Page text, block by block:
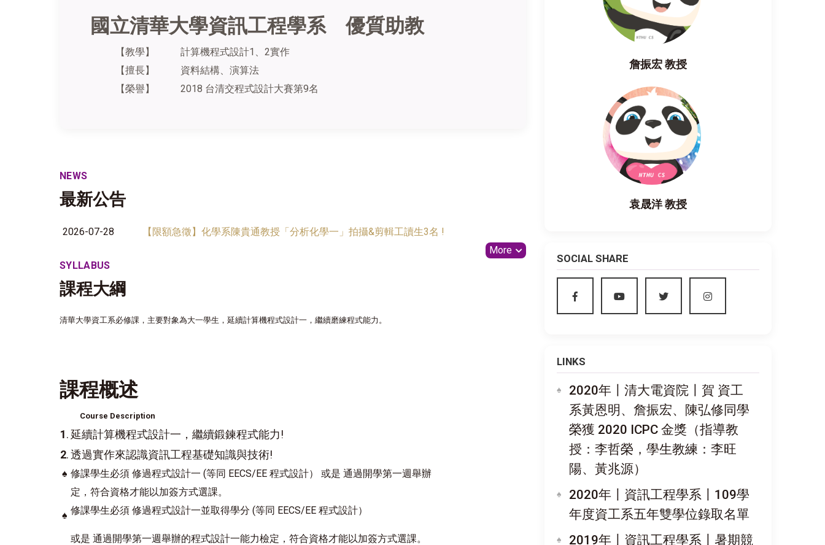
國立清華大學資訊工程學系 優質助教
【教學】
計算機程式設計1、2實作
【擅長】
資料結構、演算法
【榮譽】
2018 台清交程式設計大賽第9名
NEWS
最新公告
2026-07-28
【限額急徵】化學系陳貴通教授「分析化學一」拍攝&剪輯工讀生3名 !
More
SYLLABUS
課程大綱
清華大學資工系必修課，主要對象為大一學生，延續計算機程式設計一，繼續磨練程式能力。
課程概述
Course Description
1.延續計算機程式設計一，繼續鍛鍊程式能力!
2.透過實作來認識資訊工程基礎知識與技術!
♠ 修課學生必須 修過程式設計一 (等同 EECS/EE 程式設計） 或是 通過開學第一週舉辦
定，符合資格才能以加簽方式選課。
♠ 修課學生必須 修過程式設計一並取得學分 (等同 EECS/EE 程式設計）
或是 通過開學第一週舉辦的程式設計一能力檢定，符合資格才能以加簽方式選課。
詹振宏 教授
袁晟洋 教授
SOCIAL SHARE
LINKS
2020年〡清大電資院〡賀 資工
系黃恩明、詹振宏、陳弘修同學
榮獲 2020 ICPC 金獎（指導教
授：李哲榮，學生教練：李旺
陽、黃兆源）
2020年〡資訊工程學系〡109學
年度資工系五年雙學位錄取名單
2019年〡資訊工程學系〡暑期競